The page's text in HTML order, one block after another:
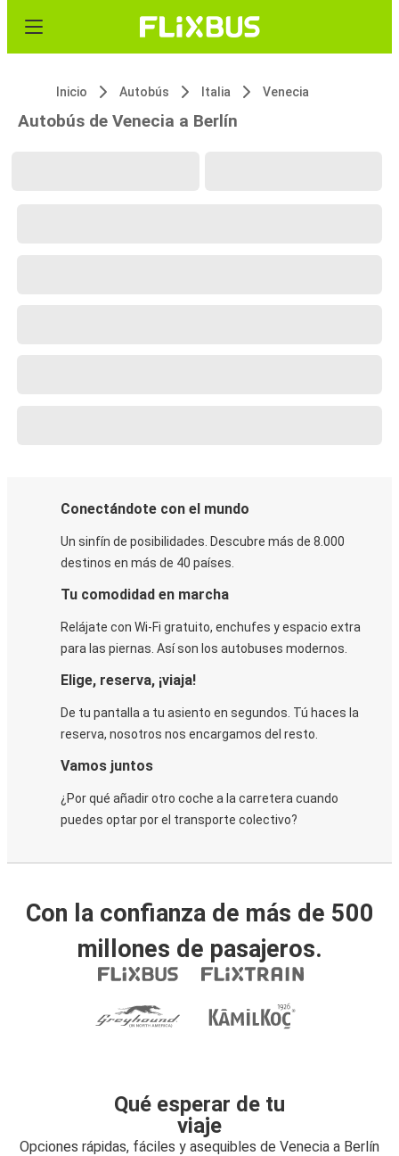
Inicio Autobús Italia Venecia
Autobús de Venecia a Berlín
Conectándote con el mundo
Un sinfín de posibilidades. Descubre más de 8.000
destinos en más de 40 países.
Tu comodidad en marcha
Relájate con Wi-Fi gratuito, enchufes y espacio extra
para las piernas. Así son los autobuses modernos.
Elige, reserva, ¡viaja!
De tu pantalla a tu asiento en segundos. Tú haces la
reserva, nosotros nos encargamos del resto.
Vamos juntos
¿Por qué añadir otro coche a la carretera cuando
puedes optar por el transporte colectivo?
Con la confianza de más de 500
millones de pasajeros.
Qué esperar de tu
viaje
Opciones rápidas, fáciles y asequibles de Venecia a Berlín